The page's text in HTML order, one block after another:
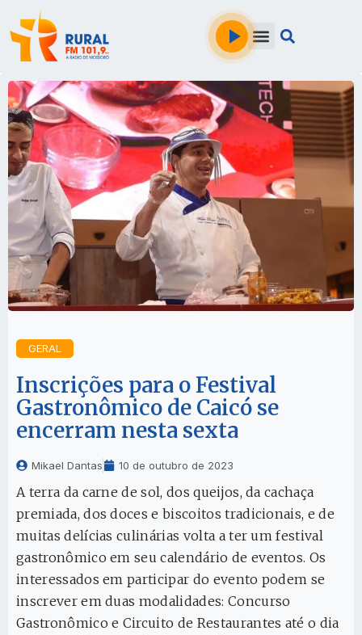
GERAL
Inscrições para o Festival
Gastronômico de Caicó se
encerram nesta sexta
Mikael Dantas 10 de outubro de 2023
A terra da carne de sol, dos queijos, da cachaça
premiada, dos doces e biscoitos tradicionais, e de
muitas delícias culinárias volta a ter um festival
gastronômico em seu calendário de eventos. Os
interessados em participar do evento podem se
inscrever em duas modalidades: Concurso
Gastronômico e Circuito de Restaurantes até o dia